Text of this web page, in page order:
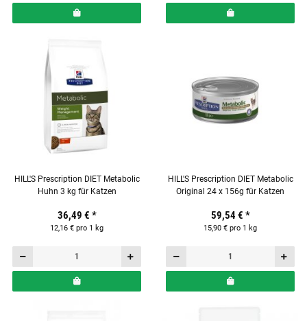
HILL'S Prescription DIET Metabolic
Huhn 3 kg für Katzen
36,49 € *
12,16 € pro 1 kg
HILL'S Prescription DIET Metabolic
Original 24 x 156g für Katzen
59,54 € *
15,90 € pro 1 kg